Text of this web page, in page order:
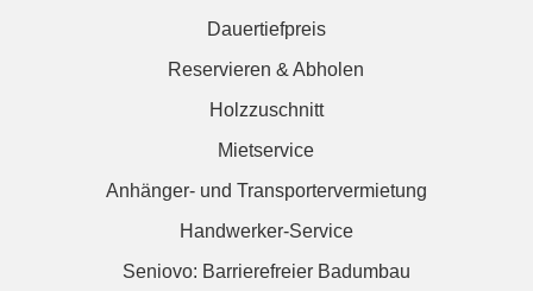
Dauertiefpreis
Reservieren & Abholen
Holzzuschnitt
Mietservice
Anhänger- und Transportervermietung
Handwerker-Service
Seniovo: Barrierefreier Badumbau